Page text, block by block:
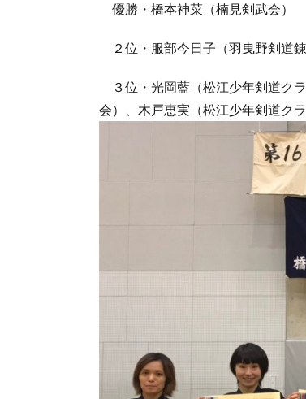
優勝・橋本神菜（楠見剣武会）
２位・服部今日子（羽曳野剣道錬
３位・光岡藍（松江少年剣道ク
会）、木戸恵実（松江少年剣道クラ